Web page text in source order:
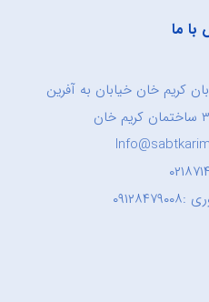
با ما
کریم خان خیابان به آفرین